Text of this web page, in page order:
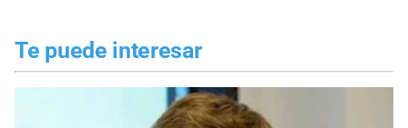
Te puede interesar